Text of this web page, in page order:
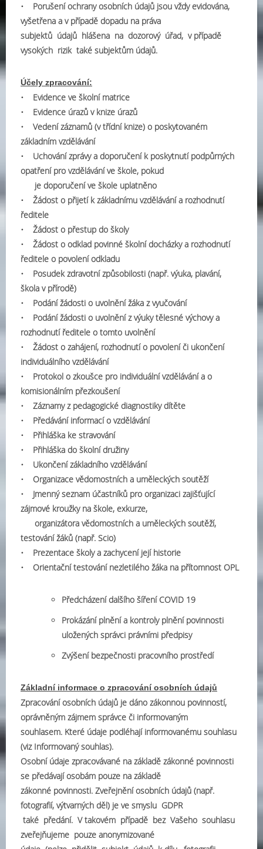
• Porušení ochrany osobních údajů jsou vždy evidována,
vyšetřena a v případě dopadu na práva
subjektů údajů hlášena na dozorový úřad, v případě
vysokých rizik také subjektům údajů.
Účely zpracování:
• Evidence ve školní matrice
• Evidence úrazů v knize úrazů
• Vedení záznamů (v třídní knize) o poskytovaném
základním vzdělávání
• Uchování zprávy a doporučení k poskytnutí podpůrných
opatření pro vzdělávání ve škole, pokud
je doporučení ve škole uplatněno
• Žádost o přijetí k základnímu vzdělávání a rozhodnutí
ředitele
• Žádost o přestup do školy
• Žádost o odklad povinné školní docházky a rozhodnutí
ředitele o povolení odkladu
• Posudek zdravotní způsobilosti (např. výuka, plavání,
škola v přírodě)
• Podání žádosti o uvolnění žáka z vyučování
• Podání žádosti o uvolnění z výuky tělesné výchovy a
rozhodnutí ředitele o tomto uvolnění
• Žádost o zahájení, rozhodnutí o povolení či ukončení
individuálního vzdělávání
• Protokol o zkoušce pro individuální vzdělávání a o
komisionálním přezkoušení
• Záznamy z pedagogické diagnostiky dítěte
• Předávání informací o vzdělávání
• Přihláška ke stravování
• Přihláška do školní družiny
• Ukončení základního vzdělávání
• Organizace vědomostních a uměleckých soutěží
• Jmenný seznam účastníků pro organizaci zajišťující
zájmové kroužky na škole, exkurze,
organizátora vědomostních a uměleckých soutěží,
testování žáků (např. Scio)
• Prezentace školy a zachycení její historie
• Orientační testování nezletilého žáka na přítomnost OPL
Předcházení dalšího šíření COVID 19
Prokázání plnění a kontroly plnění povinnosti
uložených správci právními předpisy
Zvýšení bezpečnosti pracovního prostředí
Základní informace o zpracování osobních údajů
Zpracování osobních údajů je dáno zákonnou povinností,
oprávněným zájmem správce či informovaným
souhlasem. Které údaje podléhají informovanému souhlasu
(viz Informovaný souhlas).
Osobní údaje zpracovávané na základě zákonné povinnosti
se předávají osobám pouze na základě
zákonné povinnosti. Zveřejnění osobních údajů (např.
fotografií, výtvarných děl) je ve smyslu GDPR
také předání. V takovém případě bez Vašeho souhlasu
zveřejňujeme pouze anonymizované